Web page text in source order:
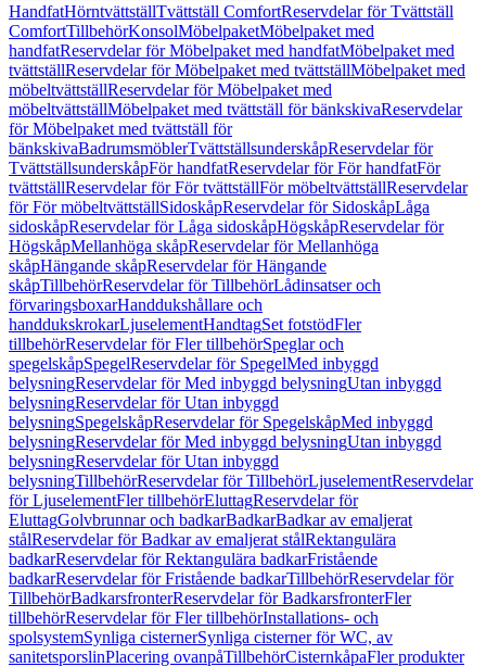
HandfatHörntvättställTvättställ ComfortReservdelar för Tvättställ
ComfortTillbehörKonsolMöbelpaketMöbelpaket med
handfatReservdelar för Möbelpaket med handfatMöbelpaket med
tvättställReservdelar för Möbelpaket med tvättställMöbelpaket med
möbeltvättställReservdelar för Möbelpaket med
möbeltvättställMöbelpaket med tvättställ för bänkskivaReservdelar
för Möbelpaket med tvättställ för
bänkskivaBadrumsmöblerTvättställsunderskåpReservdelar för
TvättställsunderskåpFör handfatReservdelar för För handfatFör
tvättställReservdelar för För tvättställFör möbeltvättställReservdelar
för För möbeltvättställSidoskåpReservdelar för SidoskåpLåga
sidoskåpReservdelar för Låga sidoskåpHögskåpReservdelar för
HögskåpMellanhöga skåpReservdelar för Mellanhöga
skåpHängande skåpReservdelar för Hängande
skåpTillbehörReservdelar för TillbehörLådinsatser och
förvaringsboxarHanddukshållare och
handdukskrokarLjuselementHandtagSet fotstödFler
tillbehörReservdelar för Fler tillbehörSpeglar och
spegelskåpSpegelReservdelar för SpegelMed inbyggd
belysningReservdelar för Med inbyggd belysningUtan inbyggd
belysningReservdelar för Utan inbyggd
belysningSpegelskåpReservdelar för SpegelskåpMed inbyggd
belysningReservdelar för Med inbyggd belysningUtan inbyggd
belysningReservdelar för Utan inbyggd
belysningTillbehörReservdelar för TillbehörLjuselementReservdelar
för LjuselementFler tillbehörEluttagReservdelar för
EluttagGolvbrunnar och badkarBadkarBadkar av emaljerat
stålReservdelar för Badkar av emaljerat stålRektangulära
badkarReservdelar för Rektangulära badkarFristående
badkarReservdelar för Fristående badkarTillbehörReservdelar för
TillbehörBadkarsfronterReservdelar för BadkarsfronterFler
tillbehörReservdelar för Fler tillbehörInstallations- och
spolsystemSynliga cisternerSynliga cisterner för WC, av
sanitetsporslinPlacering ovanpåTillbehörCisternkåpaFler produkter